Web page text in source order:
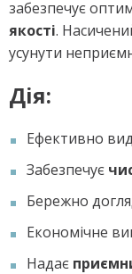
забезпечує
якості.
усунути
Дія:
Ефективно
Забезпечує
Бережно
Економічне
Надає